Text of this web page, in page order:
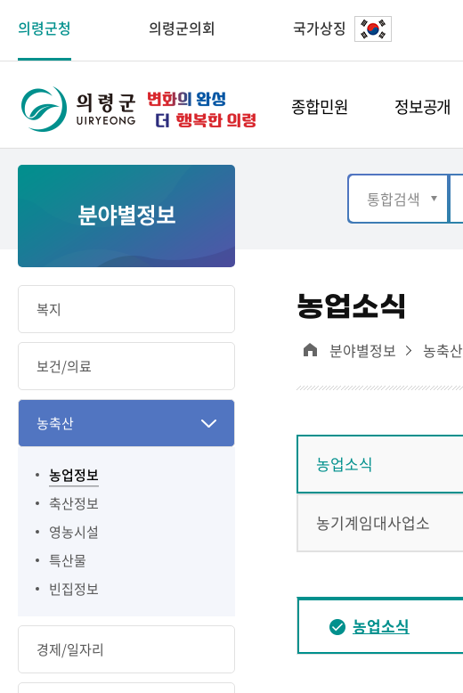
의령군청 의령군의회 국가상징
종합민원 정보공개
분야별정보
복지
보건/의료
농축산
농업정보
축산정보
영농시설
특산물
빈집정보
경제/일자리
농업소식
분야별정보 농축산
농업소식
농기계임대사업소
농업소식